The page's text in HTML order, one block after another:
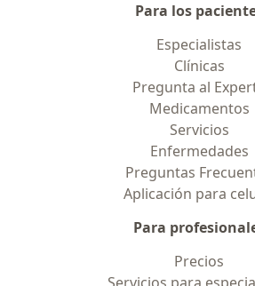
Para los
Especialistas
Clínicas
Pregunta al
Medicamentos
Servicios
Enfermedades
Preguntas
Aplicación para
Para
Precios